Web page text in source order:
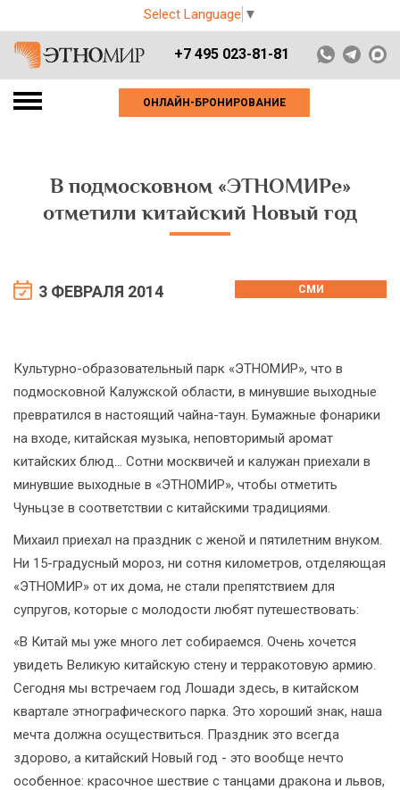
Select Language ▼
+7 495 023-81-81
ОНЛАЙН-БРОНИРОВАНИЕ
В подмосковном «ЭТНОМИРе»
отметили китайский Новый год
3 ФЕВРАЛЯ 2014 СМИ
Культурно-образовательный парк «ЭТНОМИР», что в
подмосковной Калужской области, в минувшие выходные
превратился в настоящий чайна-таун. Бумажные фонарики
на входе, китайская музыка, неповторимый аромат
китайских блюд... Сотни москвичей и калужан приехали в
минувшие выходные в «ЭТНОМИР», чтобы отметить
Чуньцзе в соответствии с китайскими традициями.
Михаил приехал на праздник с женой и пятилетним внуком.
Ни 15-градусный мороз, ни сотня километров, отделяющая
«ЭТНОМИР» от их дома, не стали препятствием для
супругов, которые с молодости любят путешествовать:
«В Китай мы уже много лет собираемся. Очень хочется
увидеть Великую китайскую стену и терракотовую армию.
Сегодня мы встречаем год Лошади здесь, в китайском
квартале этнографического парка. Это хороший знак, наша
мечта должна осуществиться. Праздник это всегда
здорово, а китайский Новый год - это вообще нечто
особенное: красочное шествие с танцами дракона и львов,